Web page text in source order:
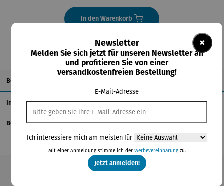
In den Warenkorb
Beschreibung
Informationen zum Hersteller
Bewertungen
×
Newsletter
Melden Sie sich jetzt für unseren Newsletter an
und profitieren Sie von einer
versandkostenfreien Bestellung!
E-Mail-Adresse
Ich interessiere mich am meisten für
Mit einer Anmeldung stimme ich der Werbevereinbarungzu.
Jetzt anmelden!